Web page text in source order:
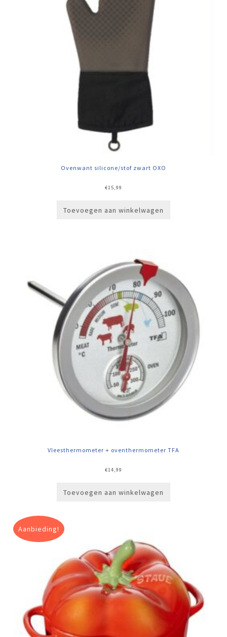
Ovenwant silicone/stof zwart OXO
€15,99
Toevoegen aan winkelwagen
Vleesthermometer + oventhermometer TFA
€14,99
Toevoegen aan winkelwagen
Aanbieding!